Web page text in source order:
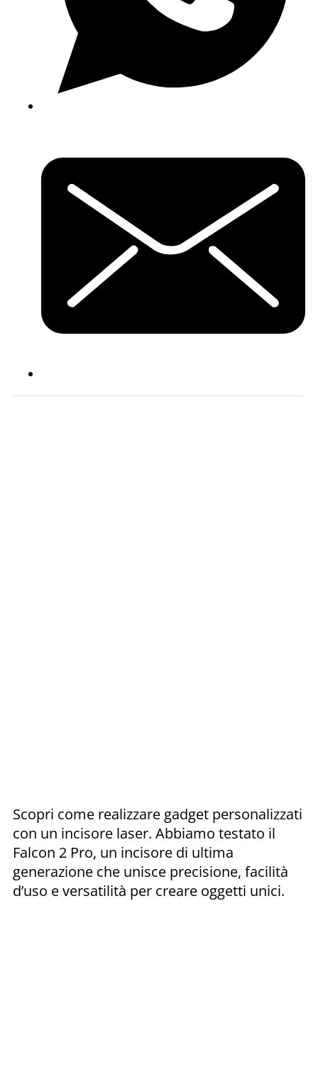
Scopri come realizzare gadget personalizzati
con un incisore laser. Abbiamo testato il
Falcon 2 Pro, un incisore di ultima
generazione che unisce precisione, facilità
d’uso e versatilità per creare oggetti unici.